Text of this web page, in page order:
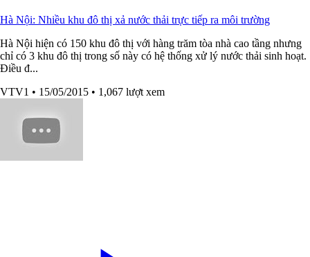
Hà Nội: Nhiều khu đô thị xả nước thải trực tiếp ra môi trường
Hà Nội hiện có 150 khu đô thị với hàng trăm tòa nhà cao tầng nhưng
chỉ có 3 khu đô thị trong số này có hệ thống xử lý nước thải sinh hoạt.
Điều đ...
VTV1 • 15/05/2015 • 1,067 lượt xem